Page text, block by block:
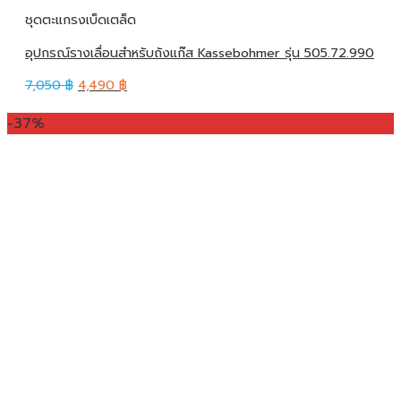
ชุดตะแกรงเบ็ดเตล็ด
อุปกรณ์รางเลื่อนสำหรับถังแก๊ส Kassebohmer รุ่น 505.72.990
7,050฿ 4,490 ฿
-37%